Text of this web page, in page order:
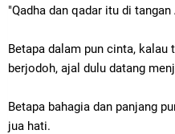
"Qadha dan qadar itu di tangan
Betapa dalam pun cinta,
berjodoh, ajal dulu datang
Betapa bahagia dan panjang
jua hati.